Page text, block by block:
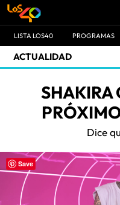
LISTA LOS40 PROGRAMAS
ACTUALIDAD
SHAKIRA
Dice
Save